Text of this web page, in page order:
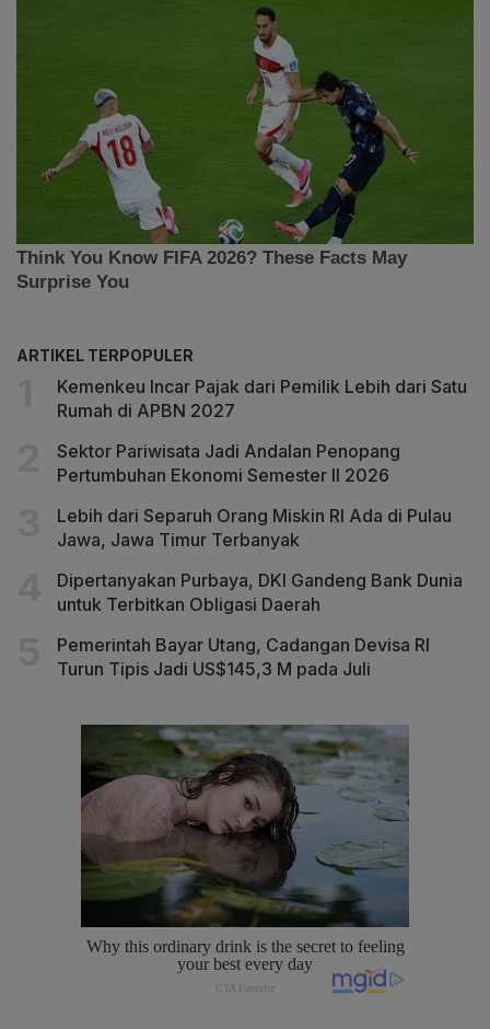
ARTIKEL TERPOPULER
Kemenkeu Incar Pajak dari Pemilik Lebih dari Satu
Rumah di APBN 2027
Sektor Pariwisata Jadi Andalan Penopang
Pertumbuhan Ekonomi Semester II 2026
Lebih dari Separuh Orang Miskin RI Ada di Pulau
Jawa, Jawa Timur Terbanyak
Dipertanyakan Purbaya, DKI Gandeng Bank Dunia
untuk Terbitkan Obligasi Daerah
Pemerintah Bayar Utang, Cadangan Devisa RI
Turun Tipis Jadi US$145,3 M pada Juli